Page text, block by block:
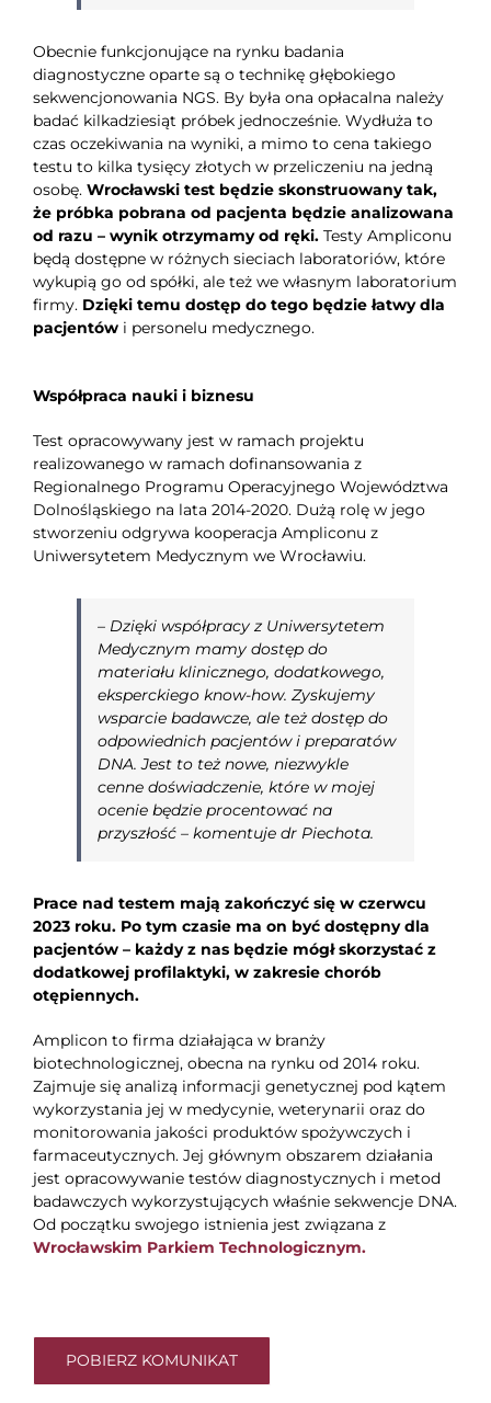
Obecnie funkcjonujące na rynku badania
diagnostyczne oparte są o technikę głębokiego
sekwencjonowania NGS. By była ona opłacalna należy
badać kilkadziesiąt próbek jednocześnie. Wydłuża to
czas oczekiwania na wyniki, a mimo to cena takiego
testu to kilka tysięcy złotych w przeliczeniu na jedną
osobę. Wrocławski test będzie skonstruowany tak,
że próbka pobrana od pacjenta będzie analizowana
od razu – wynik otrzymamy od ręki. Testy Ampliconu
będą dostępne w różnych sieciach laboratoriów, które
wykupią go od spółki, ale też we własnym laboratorium
firmy. Dzięki temu dostęp do tego będzie łatwy dla
pacjentów i personelu medycznego.
Współpraca nauki i biznesu
Test opracowywany jest w ramach projektu
realizowanego w ramach dofinansowania z
Regionalnego Programu Operacyjnego Województwa
Dolnośląskiego na lata 2014-2020. Dużą rolę w jego
stworzeniu odgrywa kooperacja Ampliconu z
Uniwersytetem Medycznym we Wrocławiu.
– Dzięki współpracy z Uniwersytetem
Medycznym mamy dostęp do
materiału klinicznego, dodatkowego,
eksperckiego know-how. Zyskujemy
wsparcie badawcze, ale też dostęp do
odpowiednich pacjentów i preparatów
DNA. Jest to też nowe, niezwykle
cenne doświadczenie, które w mojej
ocenie będzie procentować na
przyszłość – komentuje dr Piechota.
Prace nad testem mają zakończyć się w czerwcu
2023 roku. Po tym czasie ma on być dostępny dla
pacjentów – każdy z nas będzie mógł skorzystać z
dodatkowej profilaktyki, w zakresie chorób
otępiennych.
Amplicon to firma działająca w branży
biotechnologicznej, obecna na rynku od 2014 roku.
Zajmuje się analizą informacji genetycznej pod kątem
wykorzystania jej w medycynie, weterynarii oraz do
monitorowania jakości produktów spożywczych i
farmaceutycznych. Jej głównym obszarem działania
jest opracowywanie testów diagnostycznych i metod
badawczych wykorzystujących właśnie sekwencje DNA.
Od początku swojego istnienia jest związana z
Wrocławskim Parkiem Technologicznym.
POBIERZ KOMUNIKAT